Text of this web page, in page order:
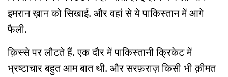
इमरान ख़ान को सिखाई. और वहां से ये पाकिस्तान में आगे
फैली.
क़िस्से पर लौटते हैं. एक दौर में पाकिस्तानी क्रिकेट में
भ्रष्टाचार बहुत आम बात थी. और सरफ़राज़ किसी भी क़ीमत